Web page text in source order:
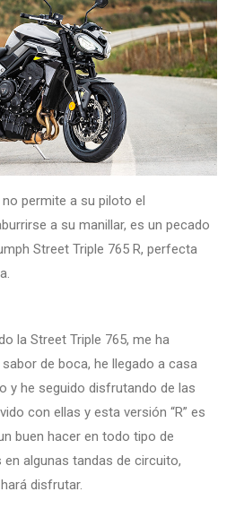
permite a su piloto el
a su manillar, es un pecado
Street Triple 765 R, perfecta
la Street Triple 765, me ha
de boca, he llegado a casa
y he seguido disfrutando de las
con ellas y esta versión “R” es
buen hacer en todo tipo de
algunas tandas de circuito,
disfrutar.